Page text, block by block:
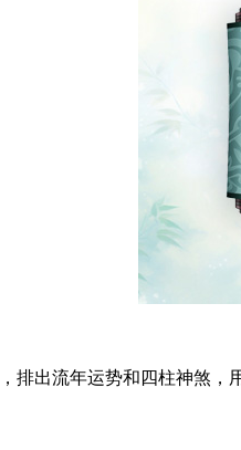
出流年运势和四柱神煞，